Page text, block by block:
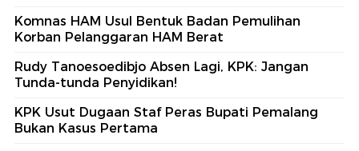
Komnas HAM Usul Bentuk Badan Pemulihan
Korban Pelanggaran HAM Berat
Rudy Tanoesoedibjo Absen Lagi, KPK: Jangan
Tunda-tunda Penyidikan!
KPK Usut Dugaan Staf Peras Bupati Pemalang
Bukan Kasus Pertama